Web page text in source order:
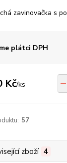
zavinovačka s
plátci DPH
Kč/ks
57
zboží 4